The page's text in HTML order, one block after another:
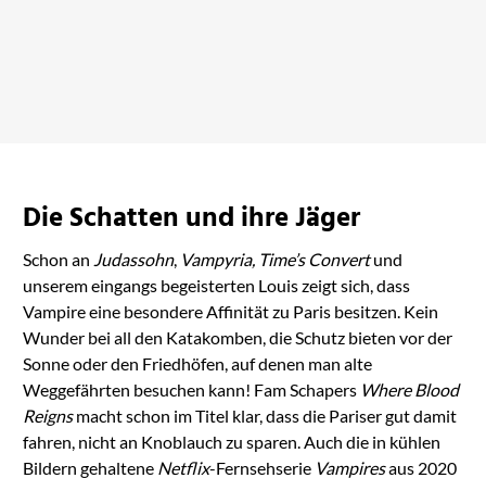
Die Schatten und ihre Jäger
Schon an Judassohn, Vampyria, Time’s Convertund
unserem eingangs begeisterten Louis zeigt sich, dass
Vampire eine besondere Affinität zu Paris besitzen. Kein
Wunder bei all den Katakomben, die Schutz bieten vor der
Sonne oder den Friedhöfen, auf denen man alte
Weggefährten besuchen kann! Fam Schapers Where Blood
Reignsmacht schon im Titel klar, dass die Pariser gut damit
fahren, nicht an Knoblauch zu sparen. Auch die in kühlen
Bildern gehaltene Netflix-Fernsehserie Vampiresaus 2020